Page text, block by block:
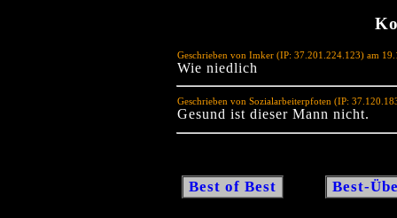
Geschrieben von Imker (IP: 37.201.224.123) am
Wie niedlich
Geschrieben von Sozialarbeiterpfoten (IP:
Gesund ist dieser Mann nicht.
Best of Best Best-